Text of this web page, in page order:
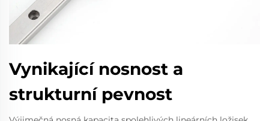
Vynikající nosnost a
strukturní pevnost